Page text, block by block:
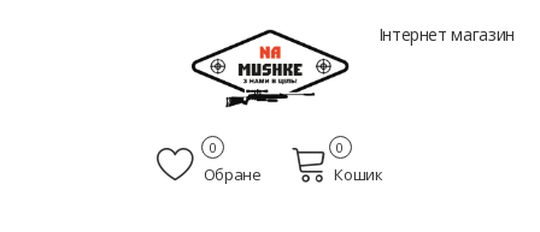
Інтернет магазин
Обране
0
Кошик
0